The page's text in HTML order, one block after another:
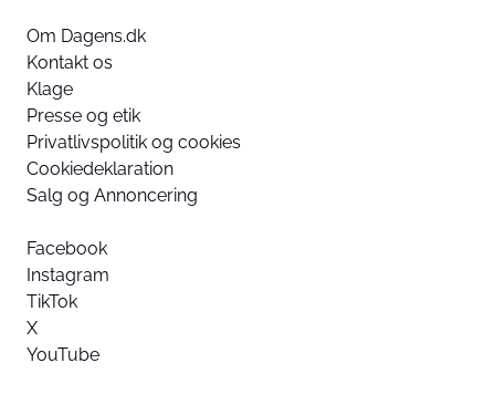
Om Dagens.dk
Kontakt os
Klage
Presse og etik
Privatlivspolitik og cookies
Cookiedeklaration
Salg og Annoncering
Facebook
Instagram
TikTok
X
YouTube